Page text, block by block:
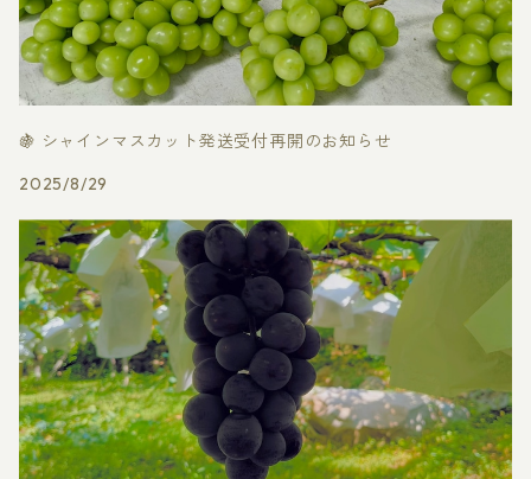
🍇 シャインマスカット発送受付再開のお知らせ
2025/8/29